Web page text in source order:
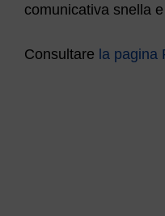
comunicativa snella
Consultare la pagina